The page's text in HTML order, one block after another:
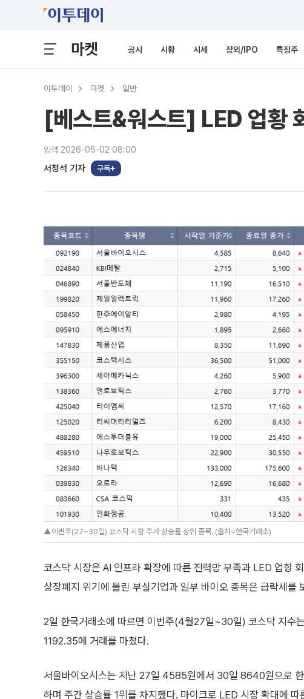
마켓 공시 시황 시세 장외/IPO 특징주
이투데이 마켓 일반
[베스트&워스트] LED 업황
입력 2026-05-02 08:00
서청석 기자 구독
▲이번주(27~30일) 코스닥 시장 주가 상승률 상위 종목. (출처=한국거래소)
코스닥 시장은 AI 인프라 확장에 따른 전력망 부족과 LED 업항
상장폐지 위기에 몰린 부실기업과 일부 바이오 종목은 급락세를
2일 한국거래소에 따르면 이번주(4월27일~30일) 코스닥 지수
1192.35에 거래를 마쳤다.
서울바이오시스는 지난 27일 4585원에서 30일 8640원으로
하며 주간 상승률 1위를 차지했다. 마이크로 LED 시장 확대에 따